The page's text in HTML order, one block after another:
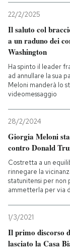
Cultura
Economia
Sport
PODCAST
I MIEI
SHOP
CALENDARIO
AREA
22/2/2025
Il saluto col
a un raduno dei
Washington
Ha spinto il leader
ad annullare la sua
Meloni manderà lo
videomessaggio
28/2/2024
Giorgia Meloni
contro Donald
Costretta a un
rinnegare la
statunitensi per non
ammetterla per via
1/3/2021
Il primo discorso
lasciato la Casa